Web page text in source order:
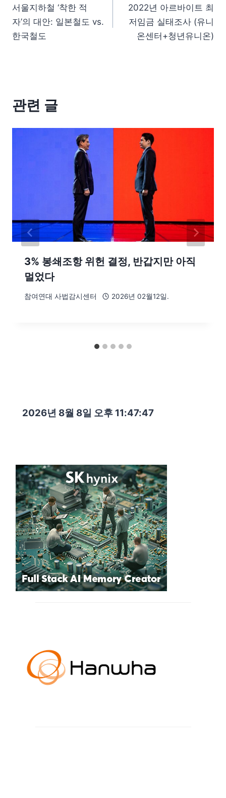
서울지하철 ‘착한 적
자’의 대안: 일본철도 vs.
한국철도
2022년 아르바이트 최
저임금 실태조사 (유니
온센터+청년유니온)
관련 글
3% 봉쇄조항 위헌 결정, 반갑지만 아직
멀었다
참여연대 사법감시센터 2026년 02월12일.
2026년 8월 8일 오후 11:47:48